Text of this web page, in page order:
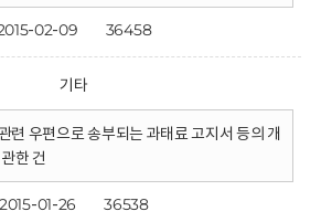
02-09 36458
기타
련 우편으로 송부되는 과태료 고지서 등의 개
한 건
2015-01-26 36538